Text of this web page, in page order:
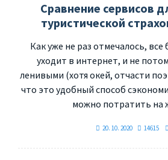
Сравнение сервисов
туристической
Как уже не раз отмечалось,
уходит в интернет, и не
ленивыми (хотя окей, отчасти
что это удобный способ
можно потратить на
20. 10. 2020 14615